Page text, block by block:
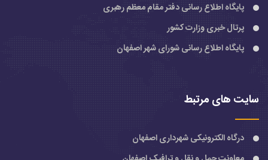
پایگاه اطلاع رسانی دفتر مقام معظم رهبری
پرتال خبری وزارت کشور
پایگاه اطلاع رسانی شورای شهر اصفهان
سایت های مرتبط
درگاه الکترونیکی شهرداری اصفهان